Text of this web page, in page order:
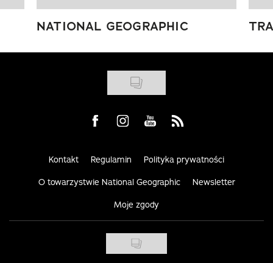
NATIONAL GEOGRAPHIC
Visit us on Facebook
Visit us on Instagram
Visit us on Youtube
Visit us on Rss
Kontakt Regulamin Polityka prywatności
O towarzystwie National Geographic Newsletter
Moje zgody